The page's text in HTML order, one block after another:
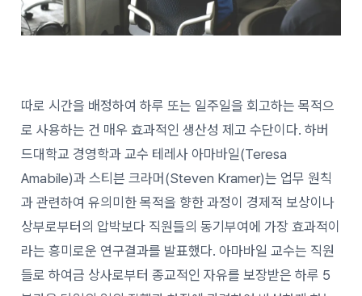
따로 시간을 배정하여 하루 또는 일주일을 회고하는 목적으
로 사용하는 건 매우 효과적인 생산성 제고 수단이다. 하버
드대학교 경영학과 교수 테레사 아마바일(Teresa
Amabile)과 스티븐 크라머(Steven Kramer)는 업무 원칙
과 관련하여 유의미한 목적을 향한 과정이 경제적 보상이나
상부로부터의 압박보다 직원들의 동기부여에 가장 효과적이
라는 흥미로운 연구결과를 발표했다. 아마바일 교수는 직원
들로 하여금 상사로부터 종교적인 자유를 보장받은 하루 5